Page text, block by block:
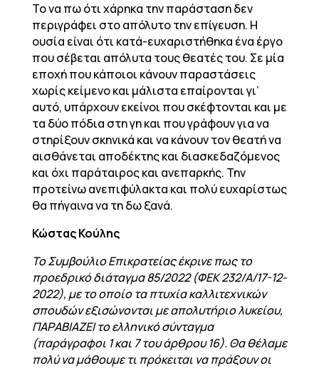
Το να πω ότι χάρηκα την παράσταση δεν
περιγράφει στο απόλυτο την επίγευση. Η
ουσία είναι ότι κατά-ευχαριστήθηκα ένα έργο
που σέβεται απόλυτα τους θεατές του. Σε μία
εποχή που κάποιοι κάνουν παραστάσεις
χωρίς κείμενο και μάλιστα επαίρονται γι’
αυτό, υπάρχουν εκείνοι που σκέφτονται και με
τα δύο πόδια στη γη και που γράφουν για να
στηρίξουν σκηνικά και να κάνουν τον θεατή να
αισθάνεται αποδέκτης και διασκεδαζόμενος
και όχι παράταιρος και ανεπαρκής. Την
προτείνω ανεπιφύλακτα και πολύ ευχαρίστως
θα πήγαινα να τη δω ξανά.
Κώστας Κούλης
To Συμβούλιο Επικρατείας έκρινε πως το
προεδρικό διάταγμα 85/2022 (ΦΕΚ 232/Α/17-12-
2022), με το οποίο τα πτυχία καλλιτεχνικών
σπουδών εξισώνονται με απολυτήριο λυκείου,
ΠΑΡΑΒΙΑΖΕΙ το ελληνικό σύνταγμα
(παράγραφοι 1 και 7 του άρθρου 16). Θα θέλαμε
πολύ να μάθουμε τι πρόκειται να πράξουν οι